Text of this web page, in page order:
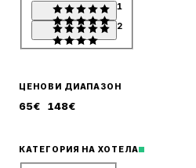
1
2
ЦЕНОВИ ДИАПАЗОН
65€ 148€
КАТЕГОРИЯ НА ХОТЕЛА